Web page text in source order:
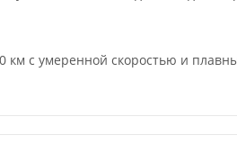
км с умеренной скоростью и